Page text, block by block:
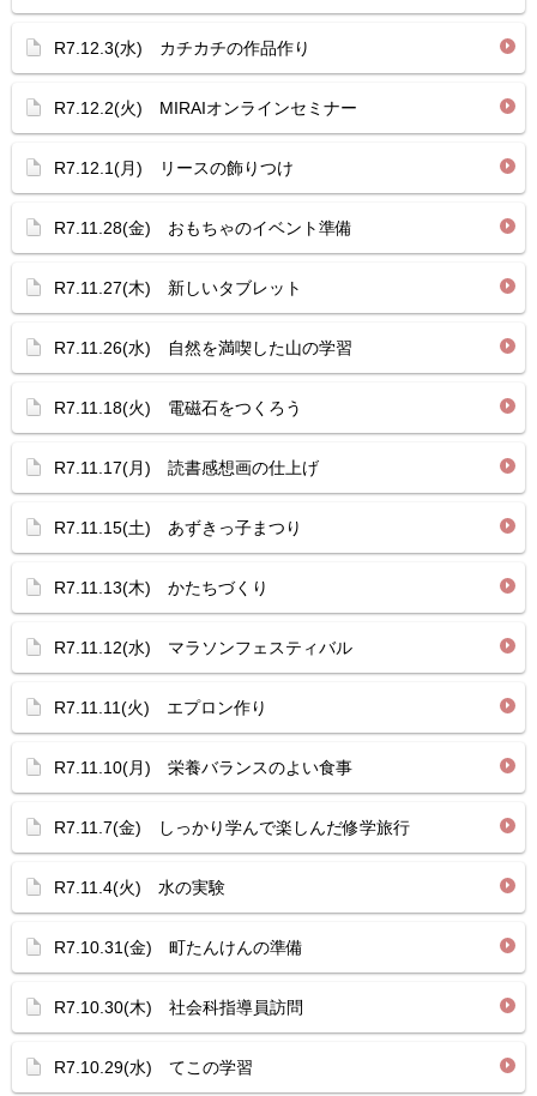
R7.12.3(水) カチカチの作品作り
R7.12.2(火) MIRAIオンラインセミナー
R7.12.1(月) リースの飾りつけ
R7.11.28(金) おもちゃのイベント準備
R7.11.27(木) 新しいタブレット
R7.11.26(水) 自然を満喫した山の学習
R7.11.18(火) 電磁石をつくろう
R7.11.17(月) 読書感想画の仕上げ
R7.11.15(土) あずきっ子まつり
R7.11.13(木) かたちづくり
R7.11.12(水) マラソンフェスティバル
R7.11.11(火) エプロン作り
R7.11.10(月) 栄養バランスのよい食事
R7.11.7(金) しっかり学んで楽しんだ修学旅行
R7.11.4(火) 水の実験
R7.10.31(金) 町たんけんの準備
R7.10.30(木) 社会科指導員訪問
R7.10.29(水) てこの学習